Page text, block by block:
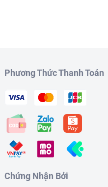
Phương Thức Thanh Toán
Chứng Nhận Bởi